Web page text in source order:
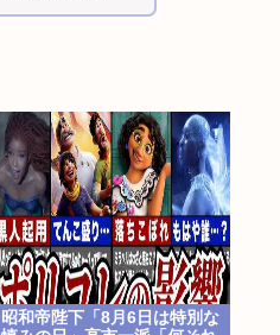
昭和帝陛下「8月6日は特別な